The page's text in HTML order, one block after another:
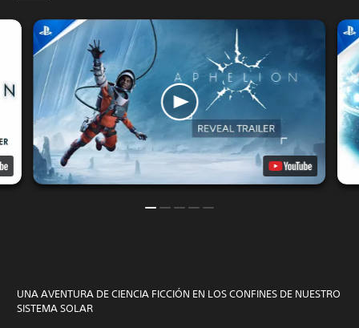
UNA AVENTURA DE CIENCIA FICCIÓN EN LOS CONFINES DE NUESTRO
SISTEMA SOLAR